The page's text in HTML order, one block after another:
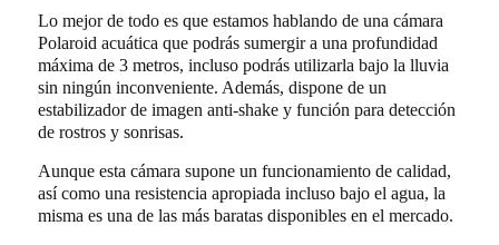
Lo mejor de todo es que estamos hablando de una cámara
Polaroid acuática que podrás sumergir a una profundidad
máxima de 3 metros, incluso podrás utilizarla bajo la lluvia
sin ningún inconveniente. Además, dispone de un
estabilizador de imagen anti-shake y función para detección
de rostros y sonrisas.
Aunque esta cámara supone un funcionamiento de calidad,
así como una resistencia apropiada incluso bajo el agua, la
misma es una de las más baratas disponibles en el mercado.